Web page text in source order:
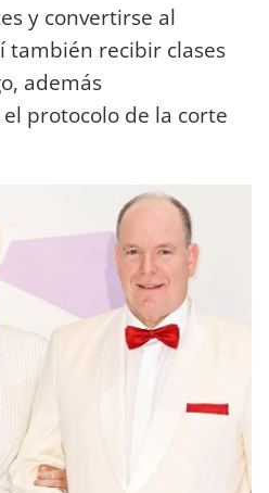
y convertirse al
también recibir clases
además
protocolo de la corte